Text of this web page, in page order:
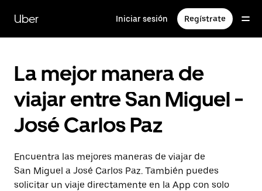
contenido
principal
Uber Iniciar sesión Regístrate
La mejor manera de
viajar entre San Miguel -
José Carlos Paz
Encuentra las mejores maneras de viajar de
San Miguel a José Carlos Paz. También puedes
solicitar un viaje directamente en la App con solo